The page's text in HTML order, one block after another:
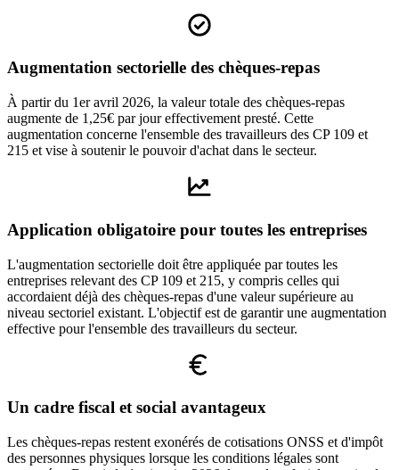
Augmentation sectorielle des chèques-repas
À partir du 1er avril 2026, la valeur totale des chèques-repas
augmente de 1,25€ par jour effectivement presté. Cette
augmentation concerne l'ensemble des travailleurs des CP 109 et
215 et vise à soutenir le pouvoir d'achat dans le secteur.
Application obligatoire pour toutes les entreprises
L'augmentation sectorielle doit être appliquée par toutes les
entreprises relevant des CP 109 et 215, y compris celles qui
accordaient déjà des chèques-repas d'une valeur supérieure au
niveau sectoriel existant. L'objectif est de garantir une augmentation
effective pour l'ensemble des travailleurs du secteur.
Un cadre fiscal et social avantageux
Les chèques-repas restent exonérés de cotisations ONSS et d'impôt
des personnes physiques lorsque les conditions légales sont